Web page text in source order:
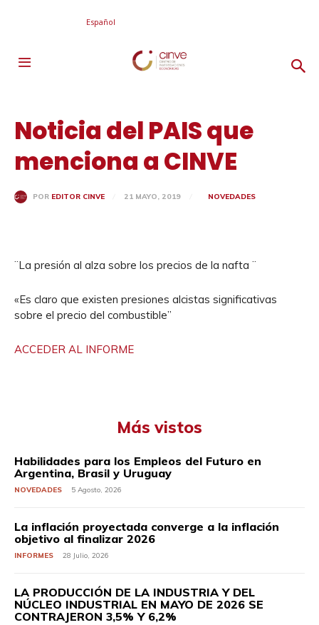
Español
Noticia del PAIS que
menciona a CINVE
POR EDITOR CINVE 21 MAYO, 2019 NOVEDADES
¨La presión al alza sobre los precios de la nafta ¨
«Es claro que existen presiones alcistas significativas
sobre el precio del combustible”
ACCEDER AL INFORME
Más vistos
Habilidades para los Empleos del Futuro en
Argentina, Brasil y Uruguay
NOVEDADES 5 Agosto, 2026
La inflación proyectada converge a la inflación
objetivo al finalizar 2026
INFORMES 28 Julio, 2026
LA PRODUCCIÓN DE LA INDUSTRIA Y DEL
NÚCLEO INDUSTRIAL EN MAYO DE 2026 SE
CONTRAJERON 3,5% Y 6,2%